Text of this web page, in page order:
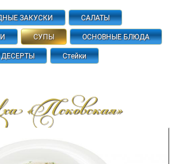
ЗАКУСКИ САЛАТЫ
СУПЫ ОСНОВНЫЕ БЛЮДА
ДЕСЕРТЫ Стейки
«псковская»